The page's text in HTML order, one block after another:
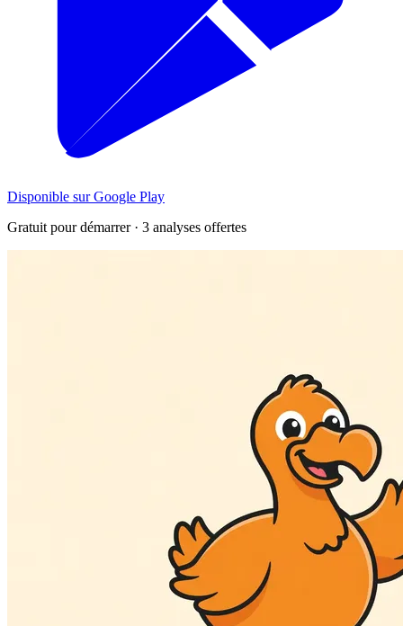
Disponible sur Google Play
Gratuit pour démarrer · 3 analyses offertes